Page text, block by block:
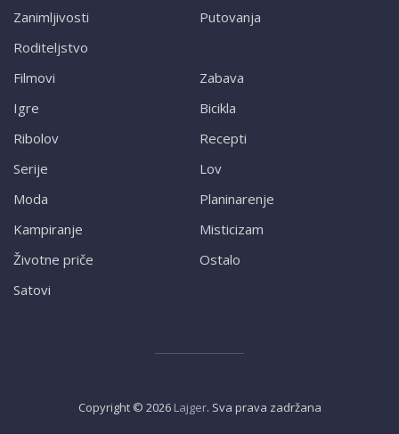
Zanimljivosti
Roditeljstvo
Putovanja
Filmovi
Igre
Ribolov
Serije
Moda
Kampiranje
Životne priče
Satovi
Zabava
Bicikla
Recepti
Lov
Planinarenje
Misticizam
Ostalo
Copyright © 2026 Lajger. Sva prava zadržana